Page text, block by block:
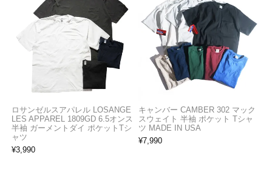
ロサンゼルスアパレル LOSANGE
LES APPAREL 1809GD 6.5オンス
半袖 ガーメントダイ ポケットTシ
ャツ
¥3,990
キャンバー CAMBER 302 マック
スウェイト 半袖 ポケット Tシャ
ツ MADE IN USA
¥7,990